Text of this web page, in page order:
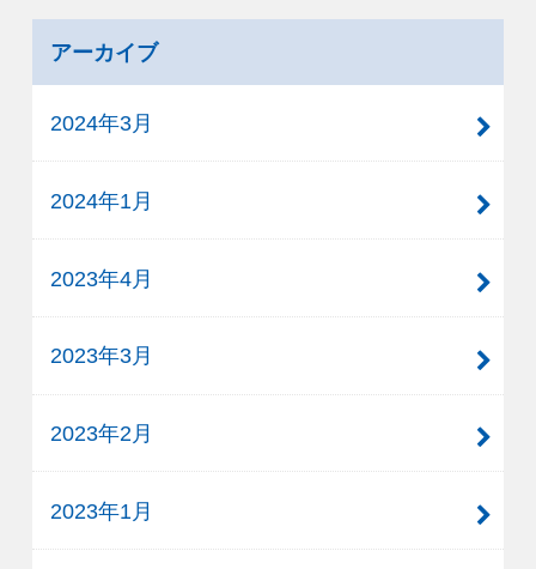
アーカイブ
2024年3月
2024年1月
2023年4月
2023年3月
2023年2月
2023年1月